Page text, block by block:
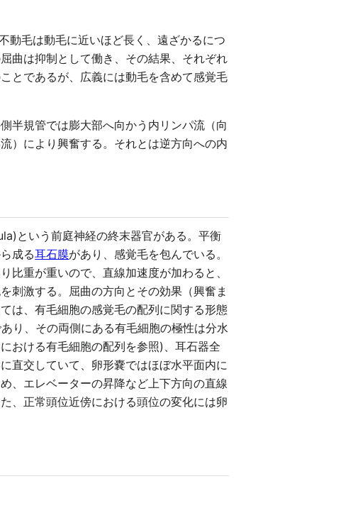
動毛は動毛に近いほど長く、遠ざかるにつ
曲は抑制として働き、その結果、それぞれ
とであるが、広義には動毛を含めて感覚毛
半規管では膨大部へ向かう内リンパ流（向
）により興奮する。それとは逆方向への内
という前庭神経の終末器官がある。平衡
成る耳石膜があり、感覚毛を包んでいる。
比重が重いので、直線加速度が加わると、
刺激する。屈曲の方向とその効果（興奮ま
は、有毛細胞の感覚毛の配列に関する形態
り、その両側にある有毛細胞の極性は分水
おける有毛細胞の配列を参照)、耳石器全
直交していて、卵形嚢ではほぼ水平面内に
、エレベーターの昇降など上下方向の直線
、正常頭位近傍における頭位の変化には卵